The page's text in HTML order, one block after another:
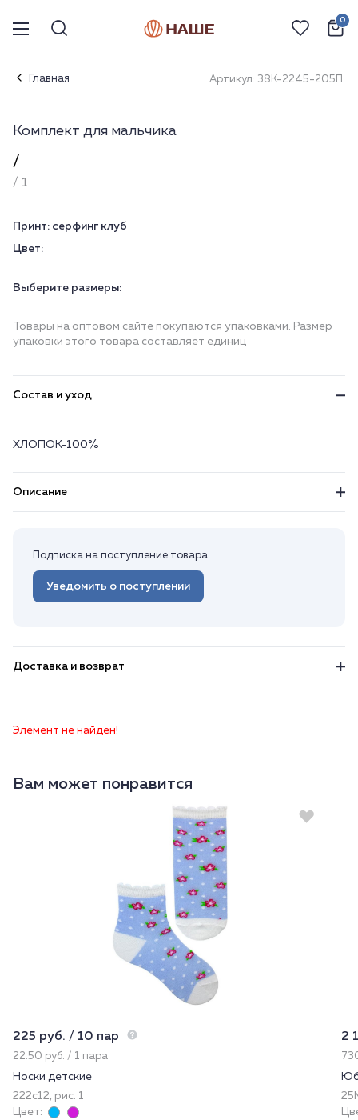
0
Главная Артикул: 38К-2245-205П.
Комплект для мальчика
/
/ 1
Принт: серфинг клуб
Цвет:
Выберите размеры:
Товары на оптовом сайте покупаются упаковками. Размер
упаковки этого товара составляет единиц
Состав и уход
ХЛОПОК-100%
Описание
Подписка на поступление товара
Уведомить о поступлении
Доставка и возврат
Элемент не найден!
Вам может понравится
225 руб. / 10 пар
22.50 руб. / 1 пара
Носки детские
222с12, рис. 1
Цвет:
2